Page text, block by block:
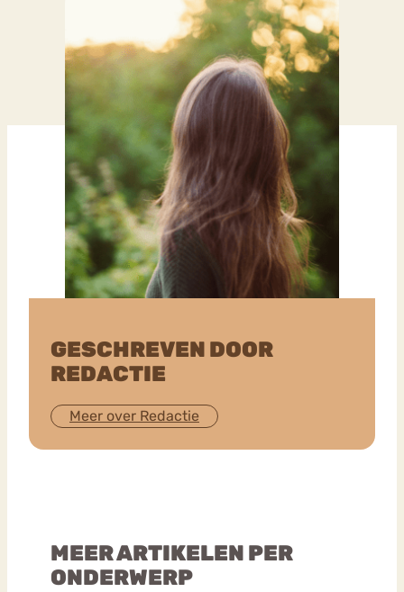
GESCHREVEN DOOR
REDACTIE
Meer over Redactie
MEER ARTIKELEN PER
ONDERWERP